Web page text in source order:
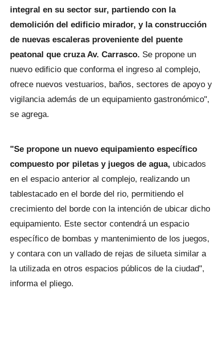
integral en su sector sur, partiendo con la
demolición del edificio mirador, y la construcción
de nuevas escaleras proveniente del puente
peatonal que cruza Av. Carrasco. Se propone un
nuevo edificio que conforma el ingreso al complejo,
ofrece nuevos vestuarios, baños, sectores de apoyo y
vigilancia además de un equipamiento gastronómico",
se agrega.
"Se propone un nuevo equipamiento específico
compuesto por piletas y juegos de agua, ubicados
en el espacio anterior al complejo, realizando un
tablestacado en el borde del rio, permitiendo el
crecimiento del borde con la intención de ubicar dicho
equipamiento. Este sector contendrá un espacio
específico de bombas y mantenimiento de los juegos,
y contara con un vallado de rejas de silueta similar a
la utilizada en otros espacios públicos de la ciudad",
informa el pliego.